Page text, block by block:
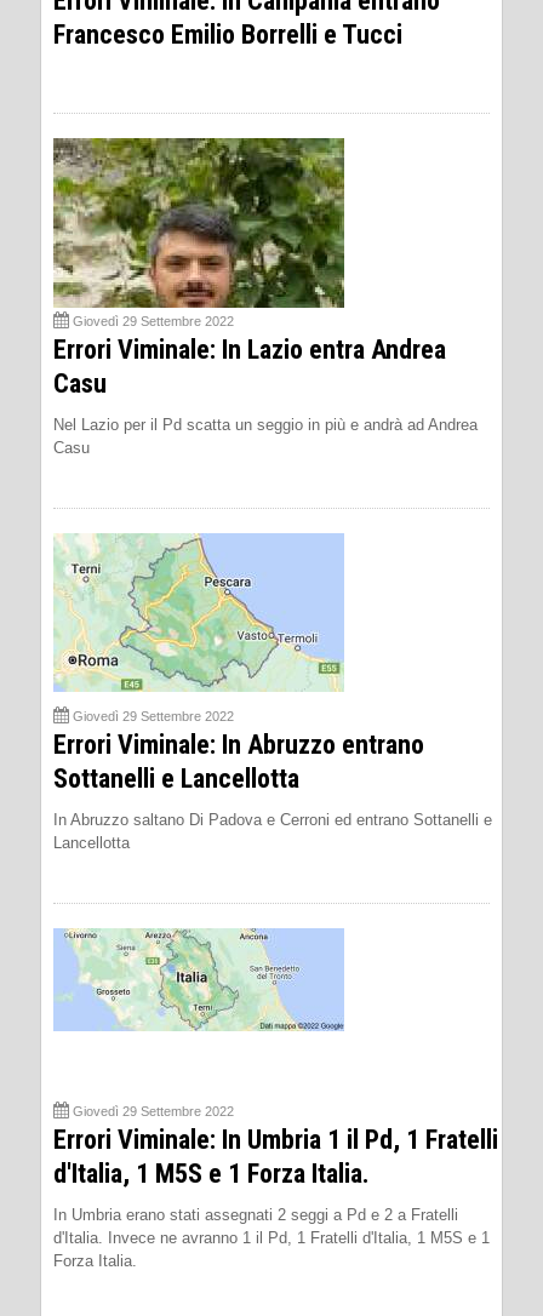
Francesco Emilio Borrelli e Tucci
Giovedì 29 Settembre 2022
Errori Viminale: In Lazio entra Andrea
Casu
Nel Lazio per il Pd scatta un seggio in più e andrà ad Andrea
Casu
Giovedì 29 Settembre 2022
Errori Viminale: In Abruzzo entrano
Sottanelli e Lancellotta
In Abruzzo saltano Di Padova e Cerroni ed entrano Sottanelli e
Lancellotta
Giovedì 29 Settembre 2022
Errori Viminale: In Umbria 1 il Pd, 1 Fratelli
d'Italia, 1 M5S e 1 Forza Italia.
In Umbria erano stati assegnati 2 seggi a Pd e 2 a Fratelli
d'Italia. Invece ne avranno 1 il Pd, 1 Fratelli d'Italia, 1 M5S e 1
Forza Italia.